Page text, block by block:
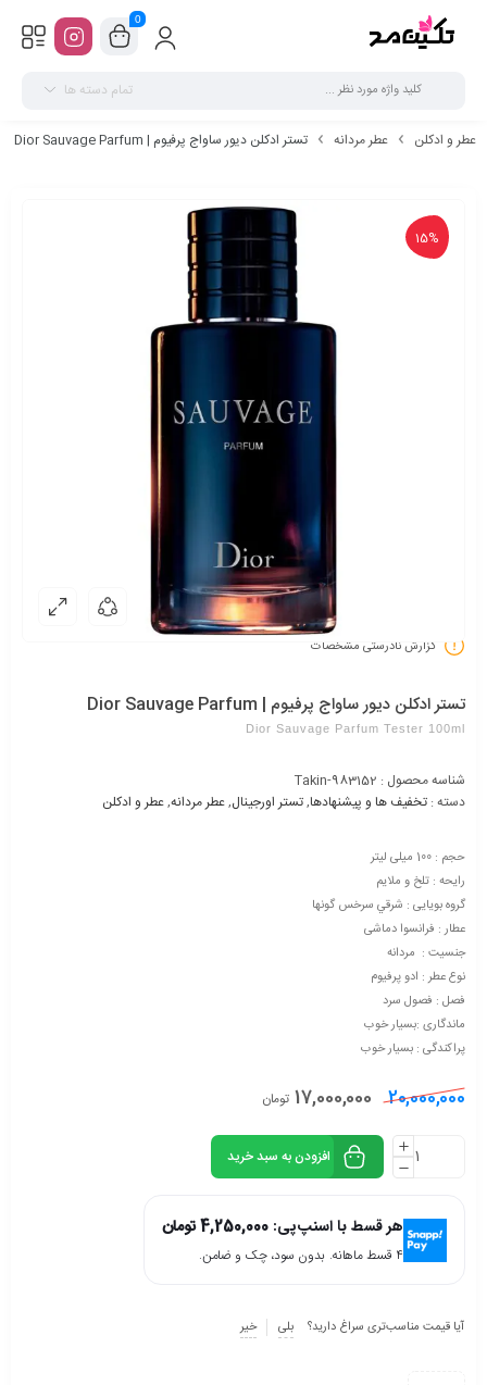
0
تمام دسته ها
عطر و ادکلن عطر مردانه تستر ادکلن دیور ساواج پرفیوم | Dior Sauvage Parfum
15%
گزارش نادرستی مشخصات
تستر ادکلن دیور ساواج پرفیوم | Dior Sauvage Parfum
Dior Sauvage Parfum Tester 100ml
شناسه محصول : Takin-983152
دسته : تخفیف ها و پیشنهادها,تستر اورجینال,عطر مردانه,عطر و ادکلن
حجم : 100 میلی لیتر
رایحه : تلخ و ملایم
گروه بویایی : شرقي سرخس گونها
عطار : فرانسوا دماشی
جنسیت : مردانه
نوع عطر : ادو پرفیوم
فصل : فصول سرد
ماندگاری :بسیار خوب
پراکندگی : بسیار خوب
20,000,000
17,000,000 تومان
افزودن به سبد خرید
هر قسط با اسنپ‌پی: 4,250,000تومان
۴ قسط ماهانه. بدون سود، چک و ضامن.
آیا قیمت مناسب‌تری سراغ دارید؟ بلی خیر